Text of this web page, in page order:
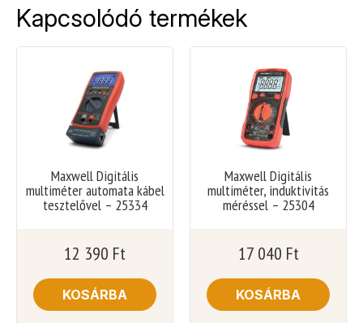
Kapcsolódó termékek
Maxwell Digitális
multiméter automata kábel
tesztelővel – 25334
12 390 Ft
KOSÁRBA
Maxwell Digitális
multiméter, induktivitás
méréssel – 25304
17 040 Ft
KOSÁRBA